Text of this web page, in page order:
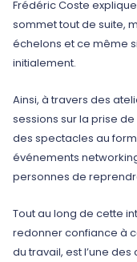
Frédéric Coste
sommet tout de suite,
échelons et ce même
initialement.
Ainsi, à travers des
sessions sur la prise
des spectacles au
événements
personnes de
Tout au long de cette
redonner confiance à
du travail, est l’une